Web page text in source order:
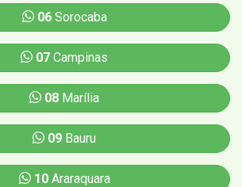
06Sorocaba
07 Campinas
08 Marília
09 Bauru
10Araraquara